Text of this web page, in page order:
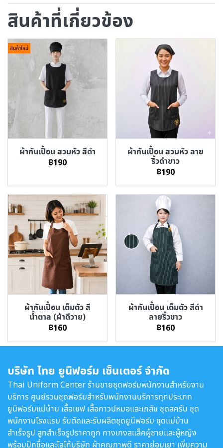
สินค้าที่เกี่ยวข้อง
สินค้าใหม่
ผ้ากันเปื้อน สวมหัว สีดำ
฿190
ผ้ากันเปื้อน สวมหัว ลาย
ริ้วดำขาว
฿190
ผ้ากันเปื้อน เต็มตัว สี
น้ำตาล (ผ้าดีวาย)
฿160
ผ้ากันเปื้อน เต็มตัว สีดำ
ลายริ้วขาว
฿160
บริษัท ไทย ยูนิฟอร์ม เซ็นเตอร์ จำกัด
Thai Uniform Center ร้านขายชุดฟอร์มพนักงานสำหรับงาน
บริการ ศูนย์รวมชุดฟอร์มสำหรับพนักงานบริการทุกประเภท
ยูนิฟอร์มแม่บ้าน เสื้อเชฟ เสื้อกาวน์หมอและเภสัช ชุดสครับ ชุด
พนักงานโรงแรม รับตัดและรับผลิตชุดยูนิฟอร์ม ชุดแม่บ้าน
สำเร็จรูป สูทสำเร็จรูปราคาถูก กางเกงสแล็คผู้ชายและผู้หญิง
พร้อมปักชื่อและโลโก้บริษัท ผ้าคุณภาพดี ราคาย่อมเยา เพิ่มความ